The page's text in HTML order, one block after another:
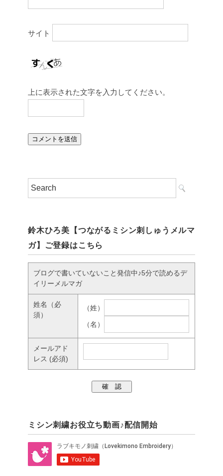
サイト
上に表示された文字を入力してください。
鈴木ひろ美【つながるミシン刺しゅうメルマ
ガ】ご登録はこちら
ブログで書いていないこと発信中♪5分で読めるデ
イリーメルマガ
姓名
（必
須）
（姓）
（名）
メールアド
レス (必須)
ミシン刺繍お役立ち動画♪配信開始